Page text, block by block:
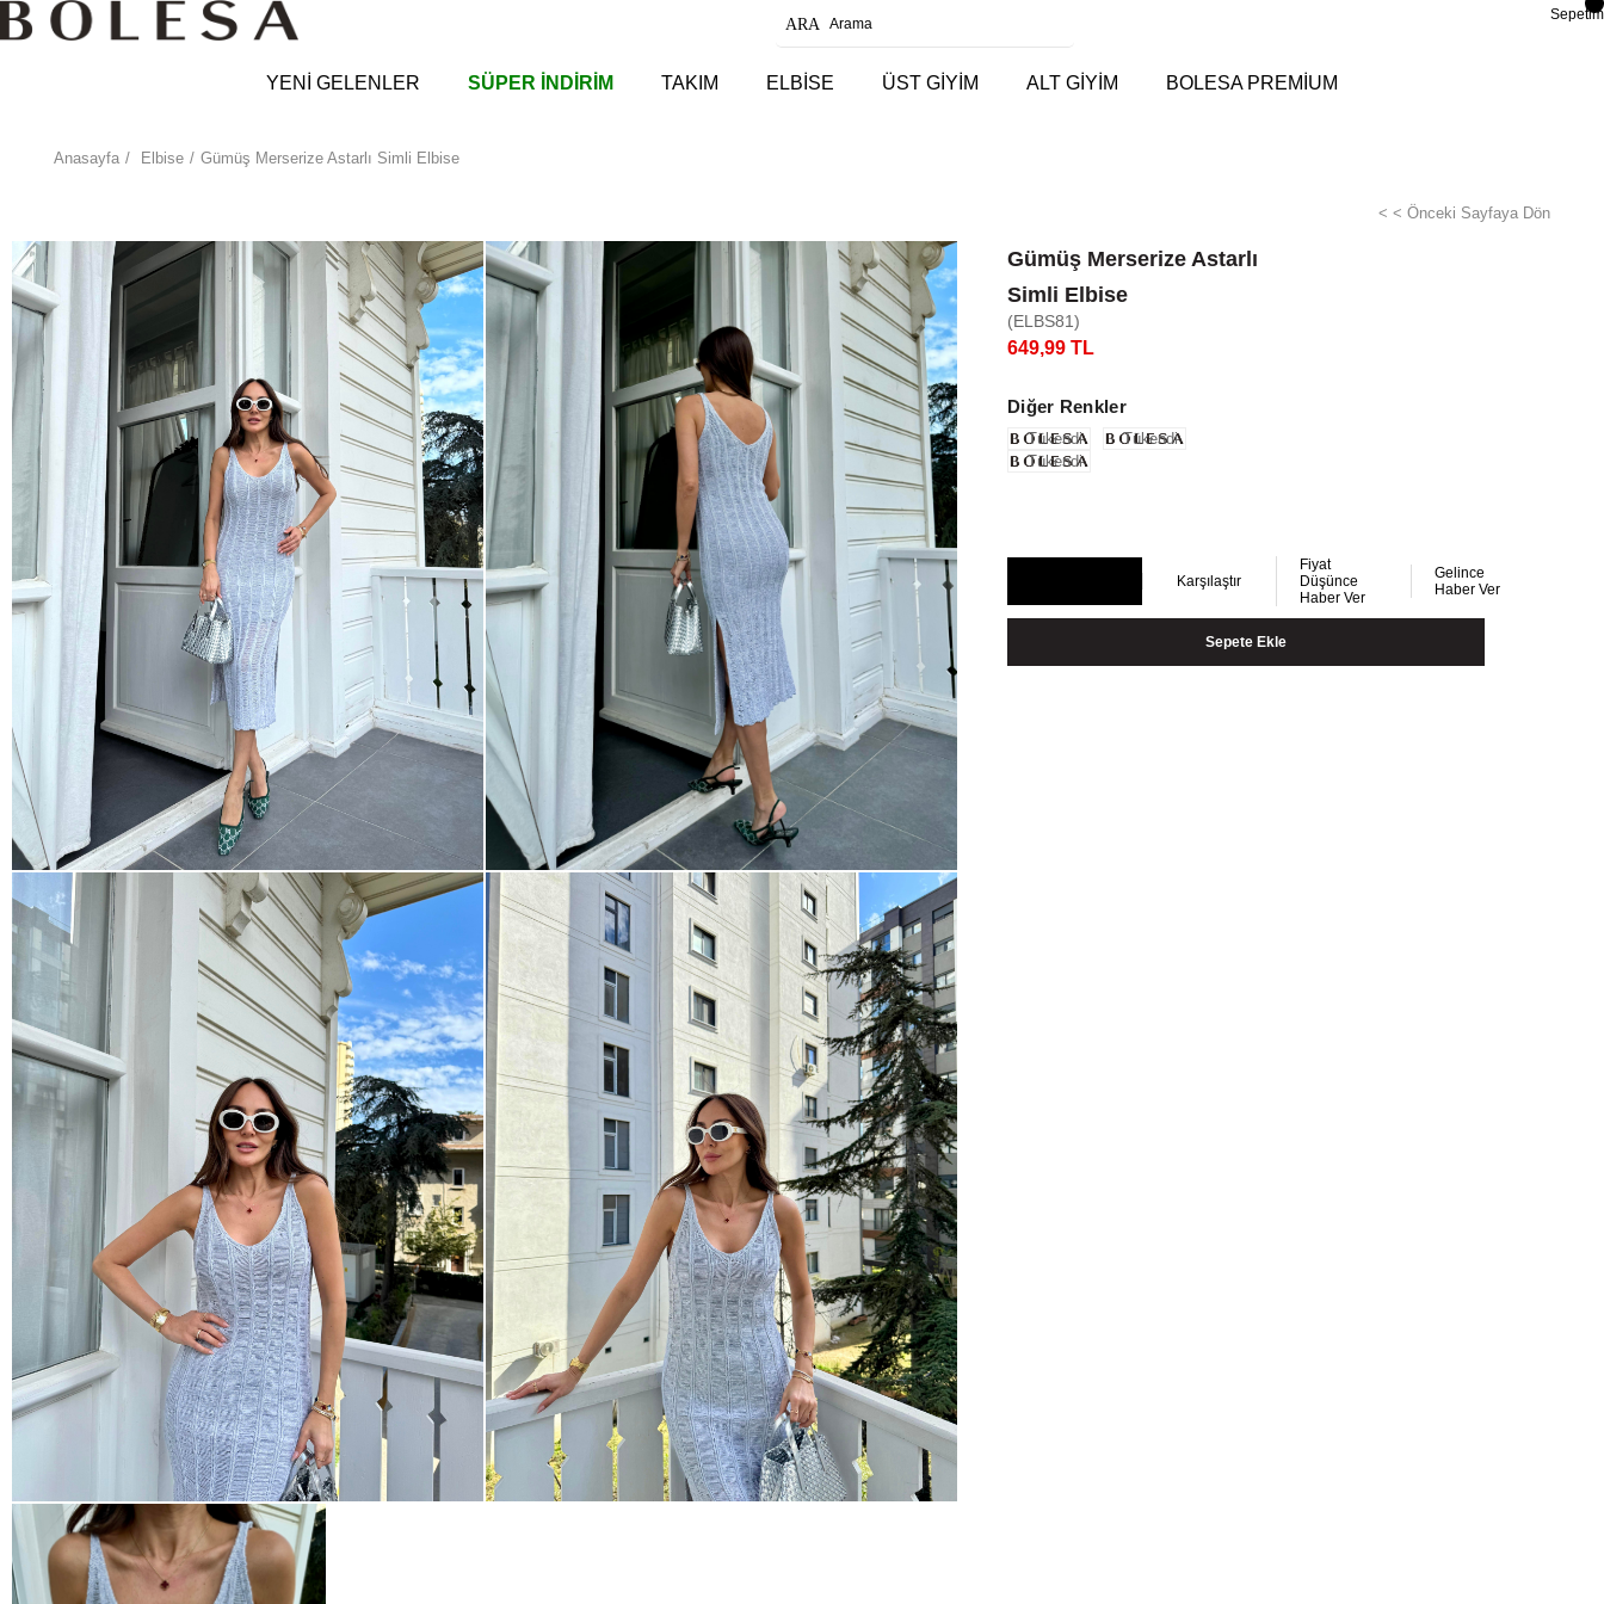
Sepetim
YENİ GELENLER SÜPER İNDİRİM TAKIM ELBİSE ÜST GİYİM ALT GİYİM BOLESA PREMİUM
Anasayfa Elbise Gümüş Merserize Astarlı Simli Elbise
< < Önceki Sayfaya Dön
Gümüş Merserize Astarlı
Simli Elbise
(ELBS81)
649,99 TL
Diğer Renkler
Tükendi
Tükendi
Tükendi
Karşılaştır
Fiyat
Düşünce
Haber Ver
Gelince
Haber Ver